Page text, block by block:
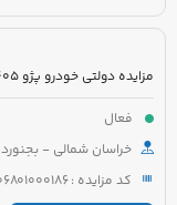
فعال
خراسان شمالی - بجنورد
کد مزایده : 5221006801000186